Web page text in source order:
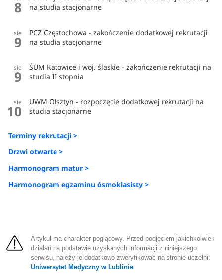
8
na studia stacjonarne
sie
9
PCZ Częstochowa - zakończenie dodatkowej rekrutacji
na studia stacjonarne
sie
9
ŚUM Katowice i woj. śląskie - zakończenie rekrutacji na
studia II stopnia
sie
10
UWM Olsztyn - rozpoczęcie dodatkowej rekrutacji na
studia stacjonarne
Terminy rekrutacji >
Drzwi otwarte >
Harmonogram matur >
Harmonogram egzaminu ósmoklasisty >
Artykuł ma charakter poglądowy. Przed podjęciem jakichkolwiek
działań na podstawie uzyskanych informacji z niniejszego
serwisu, należy je dodatkowo zweryfikować na stronie uczelni:
Uniwersytet Medyczny w Lublinie